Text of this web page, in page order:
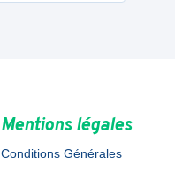
Mentions légales
Conditions Générales